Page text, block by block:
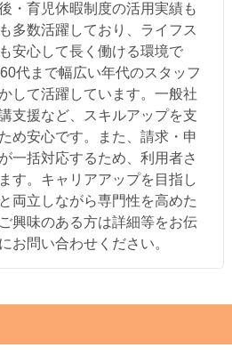
・育児休暇制度の活用実績も
多数活躍しており、ライフス
安心して長く働ける環境で
代まで幅広い年代のスタッフ
して活躍しています。一般社
支援など、スキルアップを支
め安心です。また、請求・申
一括対応するため、利用者さ
す。キャリアアップを目指し
両立しながら専門性を高めた
興味のある方は詳細等をお伝
お問い合わせください。